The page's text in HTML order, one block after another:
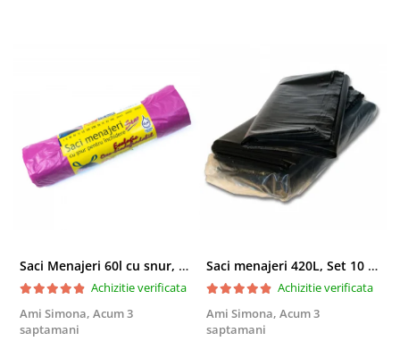
design simplu și practic
ușor și rezistent
ideal pentru uz profesional și educațional
raport foarte bun calitate–preț
Saci Menajeri 60l cu snur, Roz, 10buc/rola
Achizitie verificata
Ami Simona, Acum 3
saptamani
Saci menajeri 420L, Set 10 bucati
Achizitie verificata
Ami Simona, Acum 3
saptamani